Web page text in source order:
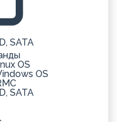
SATA
OS
OS
SATA